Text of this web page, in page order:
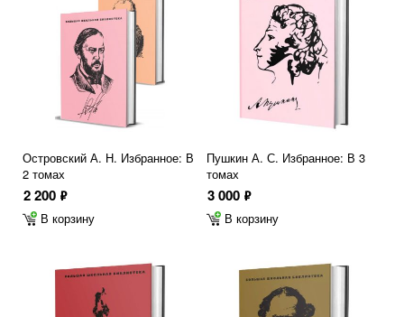
Островский А. Н. Избранное: В
2 томах
2 200 ф
В корзину
Пушкин А. С. Избранное: В 3
томах
3 000 ф
В корзину